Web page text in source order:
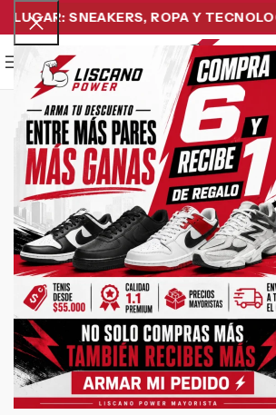
SNEAKERS, ROPA Y
Menu
-31%
Click to enlarge